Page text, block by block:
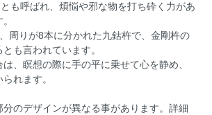
も呼ばれ、煩悩や邪な物を打ち砕く力があ
周りが8本に分かれた九鈷杵で、金剛杵の
も言われています。
、瞑想の際に手の平に乗せて心を静め、
れます。
のデザインが異なる事があります。詳細